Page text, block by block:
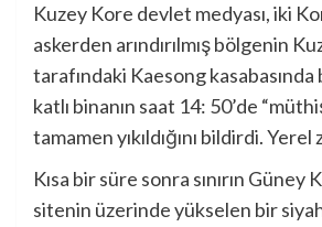
Kuzey Kore devlet medyası, iki
askerden arındırılmış bölgenin
tarafındaki Kaesong
katlı binanın saat 14: 50’de
tamamen yıkıldığını bildirdi. Yerel
Kısa bir süre sonra sınırın Güney
sitenin üzerinde yükselen bir